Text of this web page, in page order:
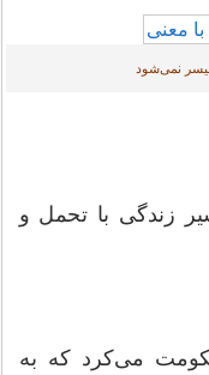
نمی‌شود
زندگی با تحمل و
می‌كرد كه به